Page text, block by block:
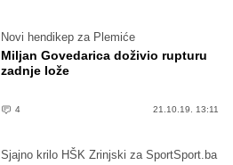
Novi hendikep za Plemiće
Miljan Govedarica doživio rupturu
zadnje lože
4 21.10.19. 13:11
Sjajno krilo HŠK Zrinjski za SportSport.ba